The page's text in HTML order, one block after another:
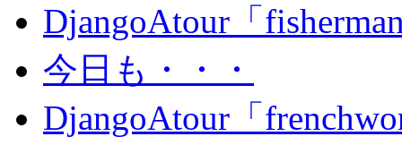
DjangoAtour「
今日も・・・
DjangoAtour「